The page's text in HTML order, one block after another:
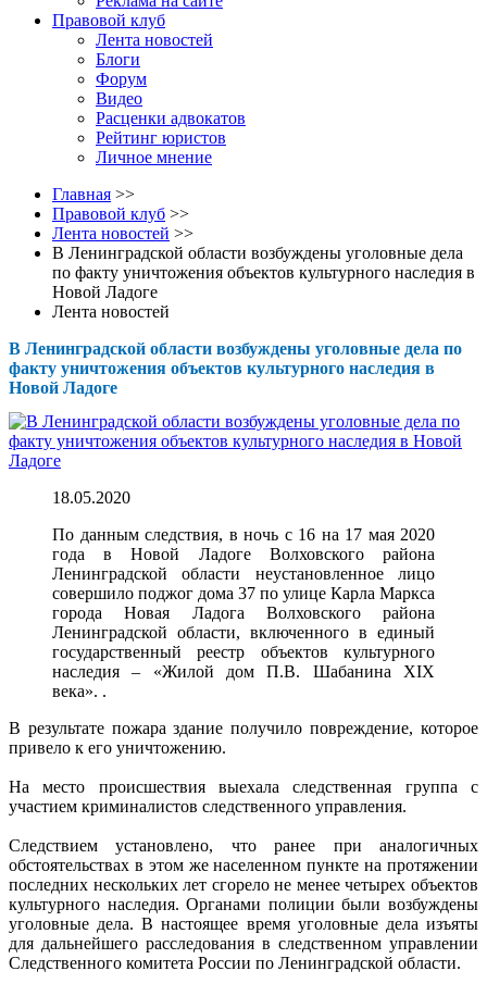
Правовой клуб
Лента новостей
Блоги
Форум
Видео
Расценки адвокатов
Рейтинг юристов
Личное мнение
Главная >>
Правовой клуб >>
Лента новостей >>
В Ленинградской области возбуждены уголовные дела
по факту уничтожения объектов культурного наследия в
Новой Ладоге
Лента новостей
В Ленинградской области возбуждены уголовные дела по
факту уничтожения объектов культурного наследия в
Новой Ладоге
18.05.2020
По данным следствия, в ночь с 16 на 17 мая 2020
года в Новой Ладоге Волховского района
Ленинградской области неустановленное лицо
совершило поджог дома 37 по улице Карла Маркса
города Новая Ладога Волховского района
Ленинградской области, включенного в единый
государственный реестр объектов культурного
наследия – «Жилой дом П.В. Шабанина XIX
века». .
В результате пожара здание получило повреждение, которое
привело к его уничтожению.
На место происшествия выехала следственная группа с
участием криминалистов следственного управления.
Следствием установлено, что ранее при аналогичных
обстоятельствах в этом же населенном пункте на протяжении
последних нескольких лет сгорело не менее четырех объектов
культурного наследия. Органами полиции были возбуждены
уголовные дела. В настоящее время уголовные дела изъяты
для дальнейшего расследования в следственном управлении
Следственного комитета России по Ленинградской области.